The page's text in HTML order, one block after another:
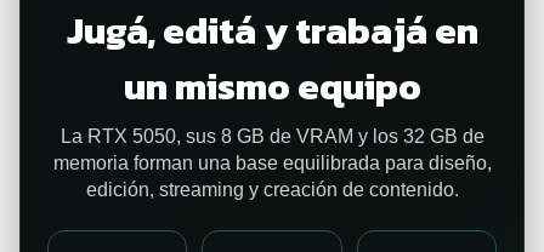
Jugá, editá y trabajá en
un mismo equipo
La RTX 5050, sus 8 GB de VRAM y los 32 GB de
memoria forman una base equilibrada para diseño,
edición, streaming y creación de contenido.